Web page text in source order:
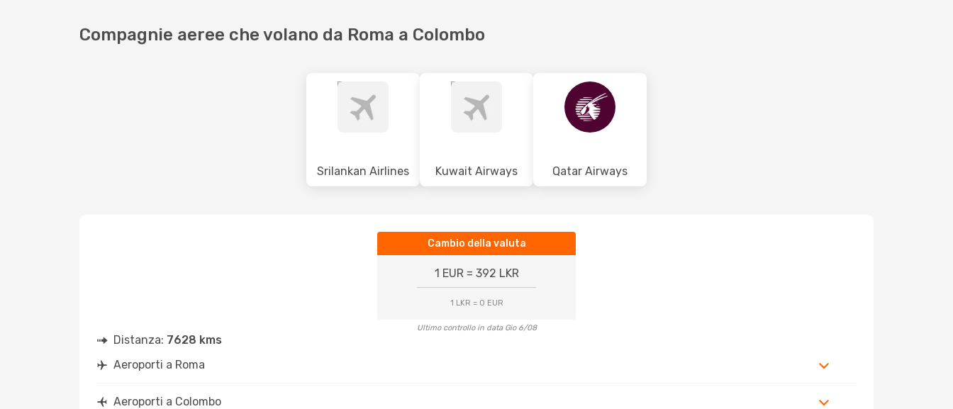
Compagnie aeree che volano da Roma a Colombo
Srilankan Airlines Kuwait Airways Qatar Airways
Cambio della valuta
1 EUR = 392 LKR
1 LKR = 0 EUR
Ultimo controllo in data Gio 6/08
Distanza: 7628 kms
Aeroporti a Roma
Aeroporti a Colombo